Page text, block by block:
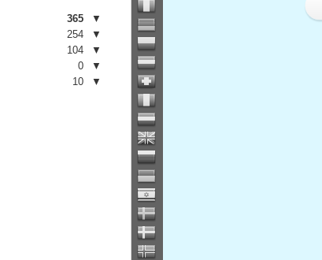
365
▼
254
▼
104
▼
0
▼
10 ▼